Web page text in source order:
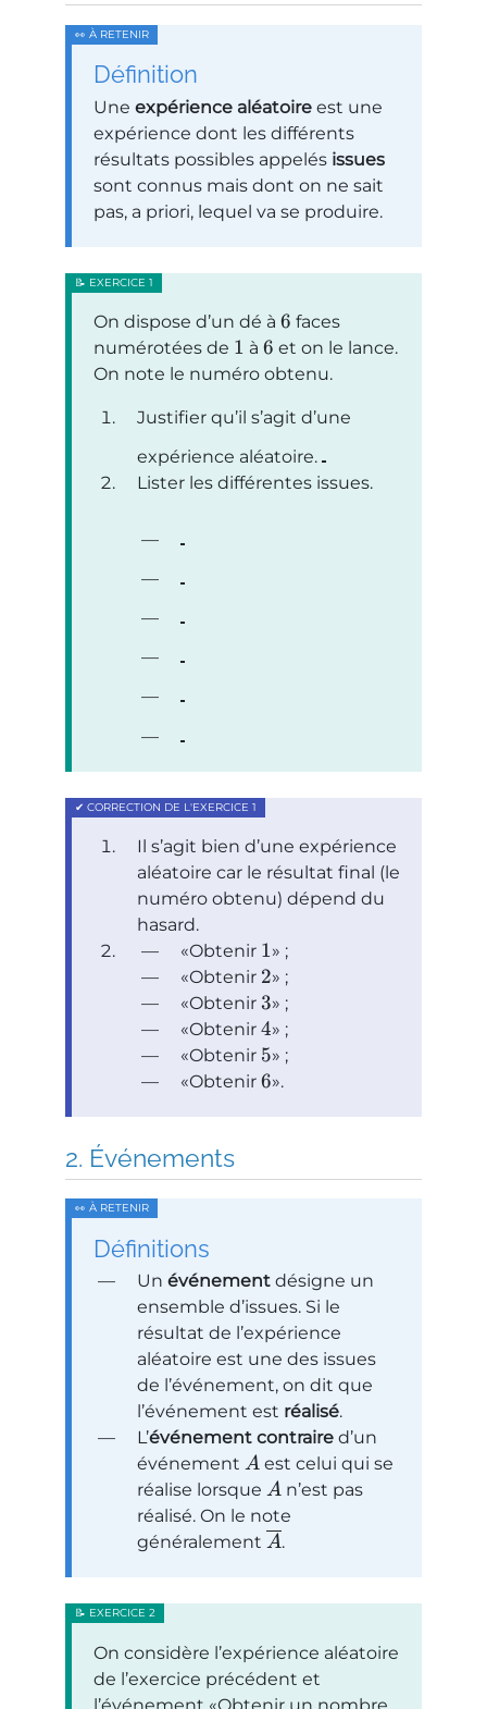
Définition
Une expérience aléatoire est une
expérience dont les différents
résultats possibles appelés issues
sont connus mais dont on ne sait
pas, a priori, lequel va se produire.
On dispose d’un dé à 6 faces
numérotées de 1 à 6 et on le lance.
On note le numéro obtenu.
Justifier qu’il s’agit d’une
expérience aléatoire.
Lister les différentes issues.
Il s’agit bien d’une expérience
aléatoire car le résultat final (le
numéro obtenu) dépend du
hasard.
Obtenir 1
;
Obtenir 2
;
Obtenir 3
;
Obtenir 4
;
Obtenir 5
;
Obtenir 6 .
Événements
Définitions
Un événement désigne un
ensemble d’issues. Si le
résultat de l’expérience
aléatoire est une des issues
de l’événement, on dit que
l’événement est réalisé.
L’événement contraire d’un
événement A est celui qui se
réalise lorsque A n’est pas
réalisé. On le note
généralement A.
On considère l’expérience aléatoire
de l’exercice précédent et